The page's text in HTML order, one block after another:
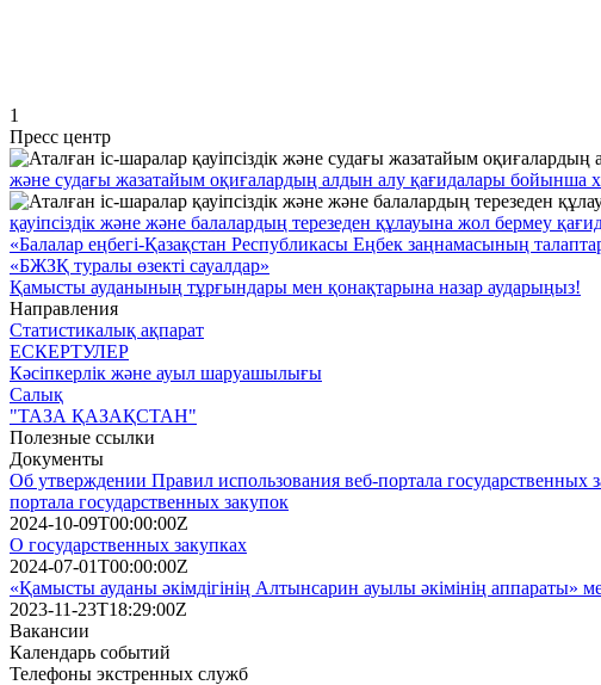
1
Пресс центр
және судағы жазатайым оқиғалардың алдын алу қағидалары бойынша
қауіпсіздік және және балалардың терезеден құлауына жол бермеу
«Балалар еңбегі-Қазақстан Республикасы Еңбек заңнамасының
«БЖЗҚ туралы өзекті сауалдар»
Қамысты ауданының тұрғындары мен қонақтарына назар аударыңыз!
Направления
Статистикалық ақпарат
ЕСКЕРТУЛЕР
Кәсіпкерлік және ауыл шаруашылығы
Салық
"ТАЗА ҚАЗАҚСТАН"
Полезные ссылки
Документы
Об утверждении Правил использования веб-портала государственных
портала государственных закупок
2024-10-09T00:00:00Z
О государственных закупках
2024-07-01T00:00:00Z
«Қамысты ауданы әкімдігінің Алтынсарин ауылы әкімінің аппараты»
2023-11-23T18:29:00Z
Вакансии
Календарь событий
Телефоны экстренных служб